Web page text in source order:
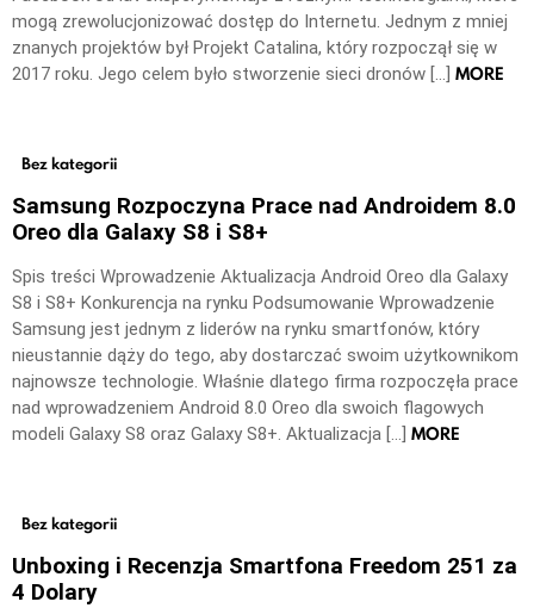
mogą zrewolucjonizować dostęp do Internetu. Jednym z mniej
znanych projektów był Projekt Catalina, który rozpoczął się w
2017 roku. Jego celem było stworzenie sieci dronów […] MORE
Bez kategorii
Samsung Rozpoczyna Prace nad Androidem 8.0
Oreo dla Galaxy S8 i S8+
Spis treści Wprowadzenie Aktualizacja Android Oreo dla Galaxy
S8 i S8+ Konkurencja na rynku Podsumowanie Wprowadzenie
Samsung jest jednym z liderów na rynku smartfonów, który
nieustannie dąży do tego, aby dostarczać swoim użytkownikom
najnowsze technologie. Właśnie dlatego firma rozpoczęła prace
nad wprowadzeniem Android 8.0 Oreo dla swoich flagowych
modeli Galaxy S8 oraz Galaxy S8+. Aktualizacja […] MORE
Bez kategorii
Unboxing i Recenzja Smartfona Freedom 251 za
4 Dolary